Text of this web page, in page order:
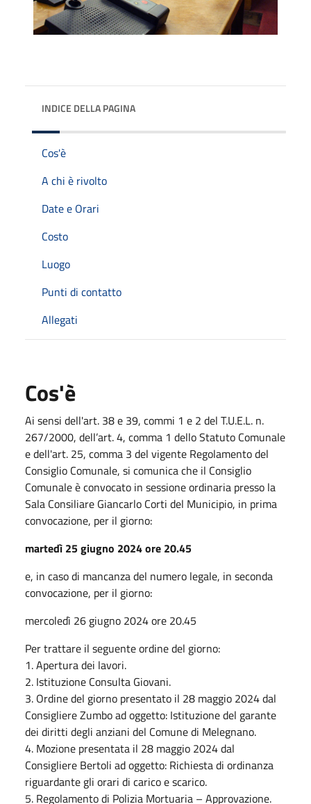
INDICE DELLA PAGINA
Cos'è
A chi è rivolto
Date e Orari
Costo
Luogo
Punti di contatto
Allegati
Cos'è
Ai sensi dell'art. 38 e 39, commi 1 e 2 del T.U.E.L. n.
267/2000, dell’art. 4, comma 1 dello Statuto Comunale
e dell'art. 25, comma 3 del vigente Regolamento del
Consiglio Comunale, si comunica che il Consiglio
Comunale è convocato in sessione ordinaria presso la
Sala Consiliare Giancarlo Corti del Municipio, in prima
convocazione, per il giorno:
martedì 25 giugno 2024 ore 20.45
e, in caso di mancanza del numero legale, in seconda
convocazione, per il giorno:
mercoledì 26 giugno 2024 ore 20.45
Per trattare il seguente ordine del giorno:
1. Apertura dei lavori.
2. Istituzione Consulta Giovani.
3. Ordine del giorno presentato il 28 maggio 2024 dal
Consigliere Zumbo ad oggetto: Istituzione del garante
dei diritti degli anziani del Comune di Melegnano.
4. Mozione presentata il 28 maggio 2024 dal
Consigliere Bertoli ad oggetto: Richiesta di ordinanza
riguardante gli orari di carico e scarico.
5. Regolamento di Polizia Mortuaria – Approvazione.